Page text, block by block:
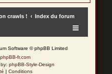
crawls ! Index du forum
Software © phpBB Limited
phpBB-fr.com
phpBB-Style-Design
| Conditions